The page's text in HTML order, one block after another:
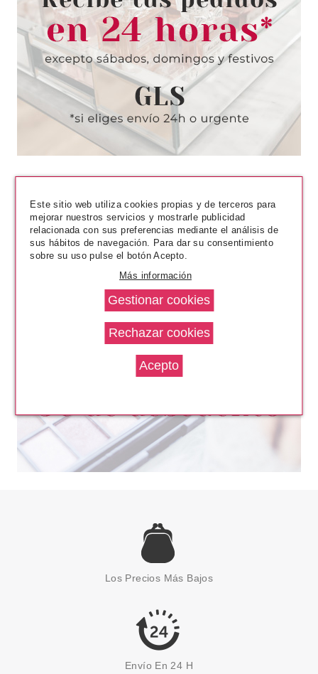
POLISH GLISTEN UP 268 4.0ML
Pvr 4.72€
-53%
desde
2.22€
SALLY HANSEN
SALLY HANSEN COLOUR
Pvr 2.70€
-48%
desde
1.40€
SALLY HANSEN
SALLY HANSEN COLOUR
FRENZY GREEN MACHINE 370
11.8ML
1.30€
Los Precios Más Bajos
Envío En 24 H
Este sitio web utiliza cookies propias y de terceros para
mejorar nuestros servicios y mostrarle publicidad
relacionada con sus preferencias mediante el análisis de
sus hábitos de navegación. Para dar su consentimiento
sobre su uso pulse el botón Acepto.
Más información